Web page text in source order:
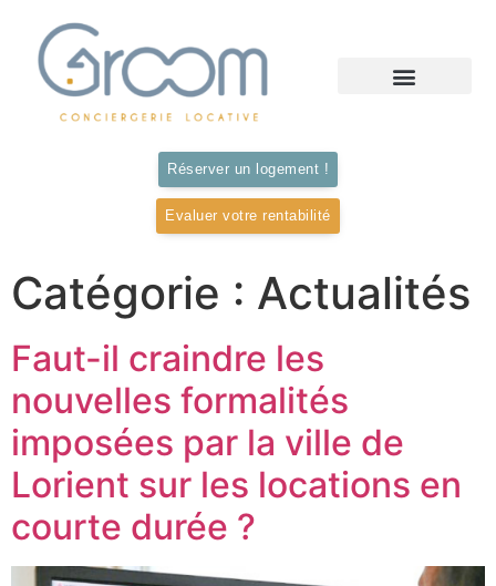
Réserver un logement !
Evaluer votre rentabilité
Catégorie : Actualités
Faut-il craindre les
nouvelles formalités
imposées par la ville de
Lorient sur les locations en
courte durée ?